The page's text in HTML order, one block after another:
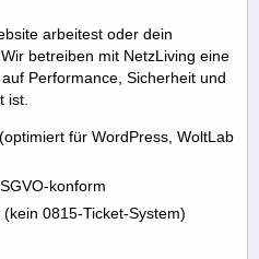
arbeitest oder dein
betreiben mit NetzLiving eine
Performance, Sicherheit und
ist.
für WordPress, WoltLab
konform
0815-Ticket-System)